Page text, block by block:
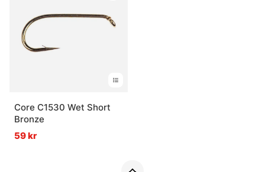
Core C1530 Wet Short
Bronze
59 kr